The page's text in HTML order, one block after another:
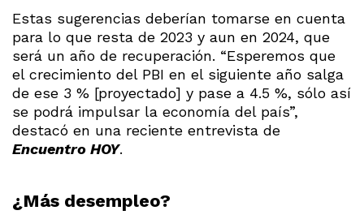
Estas sugerencias deberían tomarse en cuenta
para lo que resta de 2023 y aun en 2024, que
será un año de recuperación. “Esperemos que
el crecimiento del PBI en el siguiente año salga
de ese 3 % [proyectado] y pase a 4.5 %, sólo así
se podrá impulsar la economía del país”,
destacó en una reciente entrevista de
Encuentro HOY.
¿Más desempleo?